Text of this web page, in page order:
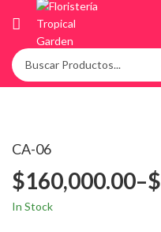
CA-06
$160,000.00–$
In Stock